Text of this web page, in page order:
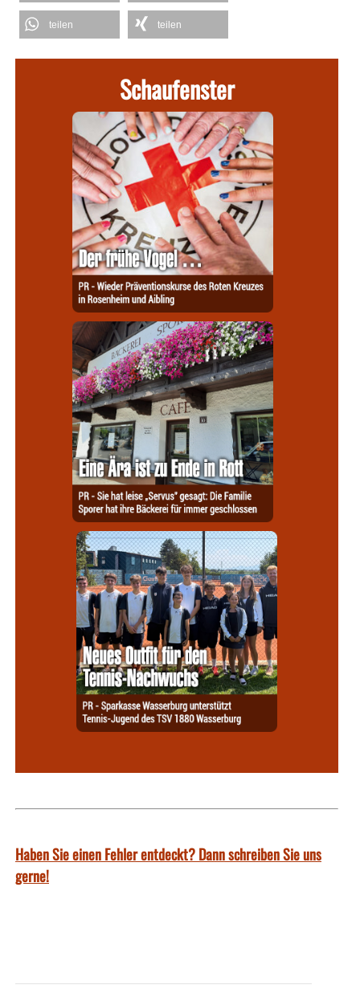
teilen teilen
Schaufenster
Haben Sie einen Fehler entdeckt? Dann schreiben Sie uns
gerne!